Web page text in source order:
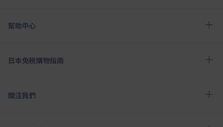
幫助中心
日本免税購物指南
關注我們